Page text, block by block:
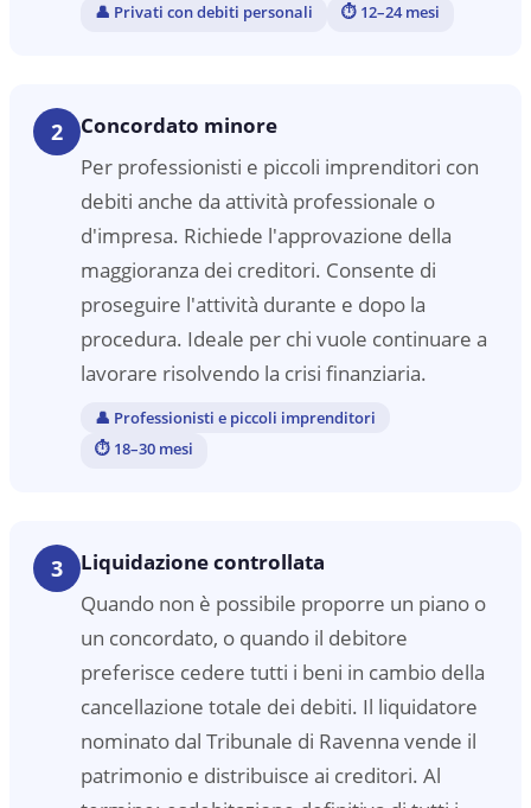
👤 Privati con debiti personali ⏱ 12–24 mesi
2
Concordato minore
Per professionisti e piccoli imprenditori con
debiti anche da attività professionale o
d'impresa. Richiede l'approvazione della
maggioranza dei creditori. Consente di
proseguire l'attività durante e dopo la
procedura. Ideale per chi vuole continuare a
lavorare risolvendo la crisi finanziaria.
👤 Professionisti e piccoli imprenditori
⏱ 18–30 mesi
3
Liquidazione controllata
Quando non è possibile proporre un piano o
un concordato, o quando il debitore
preferisce cedere tutti i beni in cambio della
cancellazione totale dei debiti. Il liquidatore
nominato dal Tribunale di Ravenna vende il
patrimonio e distribuisce ai creditori. Al